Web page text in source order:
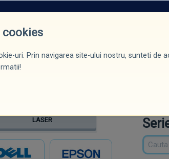
LASER
uri. Prin navigarea site-ului nostru, sunteti de